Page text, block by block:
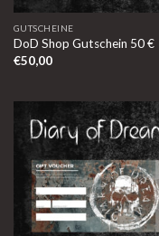
GUTSCHEINE
DoD Shop Gutschein 50 €
€50,00